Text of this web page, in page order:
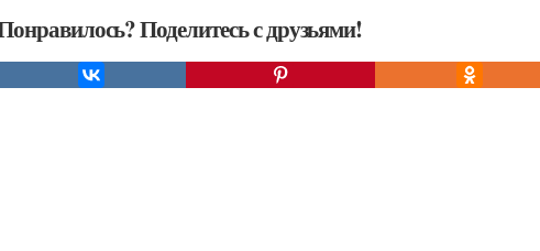
Поделитесь с друзьями!